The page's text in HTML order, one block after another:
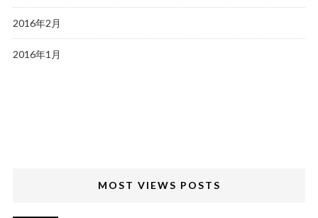
2016年2月
2016年1月
MOST VIEWS POSTS